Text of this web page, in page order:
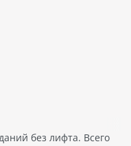
без лифта. Всего